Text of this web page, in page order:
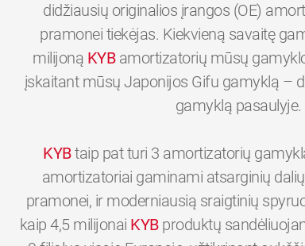
didžiausių originalios įrangos (OE)
pramonei tiekėjas. Kiekvieną savaitę
milijoną KYBamortizatorių mūsų
įskaitant mūsų Japonijos Gifu gamyklą –
gamyklą pasaulyje.
KYBtaip pat turi 3 amortizatorių
amortizatoriai gaminami atsarginių
pramonei, ir moderniausią sraigtinių
kaip 4,5 milijonai KYB produktų